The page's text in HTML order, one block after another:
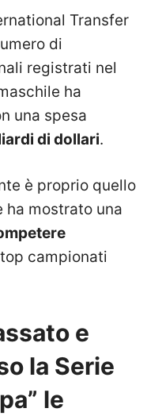
Transfer
di
registrati nel
ha
una spesa
di dollari.
è proprio quello
ha mostrato una
campionati
e
la Serie
le